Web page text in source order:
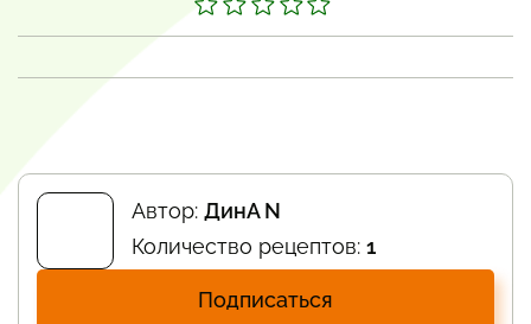
Автор: ДинA N
Количество рецептов: 1
Подписаться